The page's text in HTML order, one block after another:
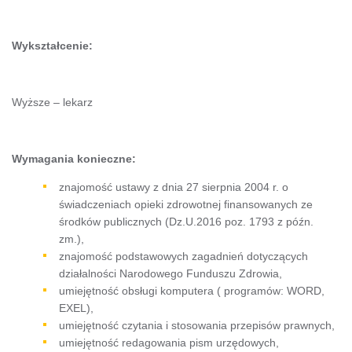
Wykształcenie:
Wyższe – lekarz
Wymagania konieczne:
znajomość ustawy z dnia 27 sierpnia 2004 r. o
świadczeniach opieki zdrowotnej finansowanych ze
środków publicznych (Dz.U.2016 poz. 1793 z późn.
zm.),
znajomość podstawowych zagadnień dotyczących
działalności Narodowego Funduszu Zdrowia,
umiejętność obsługi komputera ( programów: WORD,
EXEL),
umiejętność czytania i stosowania przepisów prawnych,
umiejętność redagowania pism urzędowych,